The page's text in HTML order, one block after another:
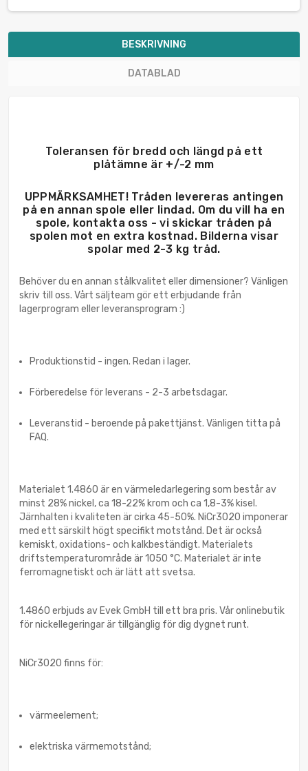
BESKRIVNING
DATABLAD
Toleransen för bredd och längd på ett
plåtämne är +/-2 mm
UPPMÄRKSAMHET! Tråden levereras antingen
på en annan spole eller lindad. Om du vill ha en
spole, kontakta oss - vi skickar tråden på
spolen mot en extra kostnad. Bilderna visar
spolar med 2-3 kg tråd.
Behöver du en annan stålkvalitet eller dimensioner? Vänligen
skriv till oss. Vårt säljteam gör ett erbjudande från
lagerprogram eller leveransprogram :)
Produktionstid - ingen. Redan i lager.
Förberedelse för leverans - 2-3 arbetsdagar.
Leveranstid - beroende på pakettjänst. Vänligen titta på
FAQ.
Materialet 1.4860 är en värmeledarlegering som består av
minst 28% nickel, ca 18-22% krom och ca 1,8-3% kisel.
Järnhalten i kvaliteten är cirka 45-50%. NiCr3020 imponerar
med ett särskilt högt specifikt motstånd. Det är också
kemiskt, oxidations- och kalkbeständigt. Materialets
driftstemperaturområde är 1050 °C. Materialet är inte
ferromagnetiskt och är lätt att svetsa.
1.4860 erbjuds av Evek GmbH till ett bra pris. Vår onlinebutik
för nickellegeringar är tillgänglig för dig dygnet runt.
NiCr3020 finns för:
värmeelement;
elektriska värmemotstånd;